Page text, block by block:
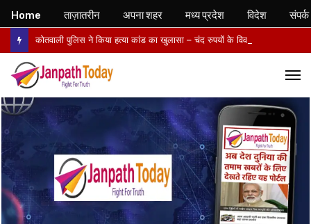
Home ताज़ातरीन अपना शहर मध्य प्रदेश विदेश संपर्क